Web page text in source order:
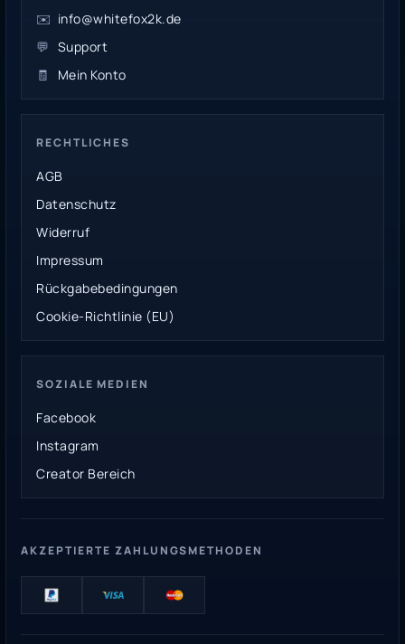
✉️ info@whitefox2k.de
💬 Support
🧾
Mein Konto
RECHTLICHES
AGB
Datenschutz
Widerruf
Impressum
Rückgabebedingungen
Cookie-Richtlinie (EU)
SOZIALE MEDIEN
Facebook
Instagram
Creator Bereich
AKZEPTIERTE ZAHLUNGSMETHODEN